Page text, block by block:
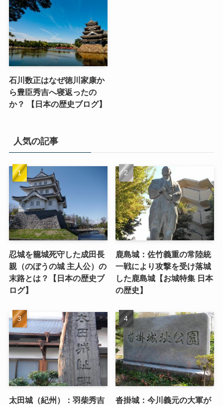
石川数正はなぜ徳川家康か
ら豊臣秀吉へ寝返ったの
か？ 【日本の歴史ブログ】
人気の記事
忍城を籠城死守した成田長
親（のぼうの城 主人公）の
末路とは？【日本の歴史ブ
ログ】
鹿島城：佐竹義重の常陸統
一戦により攻撃を受け落城
した鹿島城【お城特集 日本
の歴史】
太田城（紀州）：羽柴秀吉
沓掛城：今川義元の大軍が